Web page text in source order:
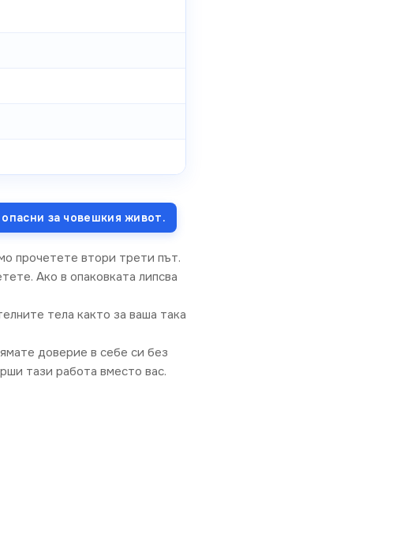
за човешкия живот.
прочетете втори трети път.
Ако в опаковката липсва
тела както за ваша така
доверие в себе си без
тази работа вместо вас.